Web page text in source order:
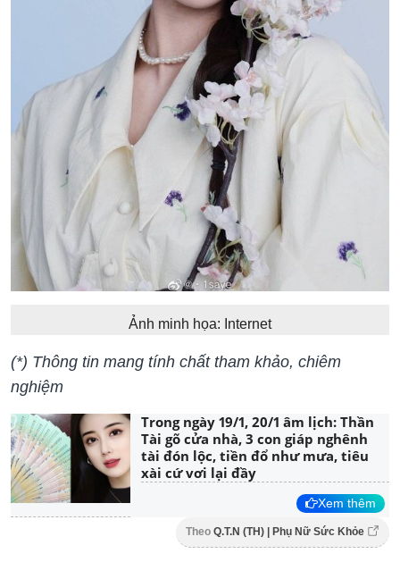
Ảnh minh họa: Internet
(*) Thông tin mang tính chất tham khảo, chiêm
nghiệm
Trong ngày 19/1, 20/1 âm lịch: Thần
Tài gõ cửa nhà, 3 con giáp nghênh
tài đón lộc, tiền đổ như mưa, tiêu
xài cứ vơi lại đầy
Xem thêm
Theo Q.T.N (TH) | Phụ Nữ Sức Khỏe